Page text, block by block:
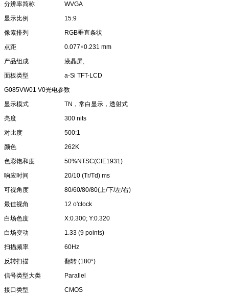
分辨率简称
WVGA
显示比例
15:9
像素排列
RGB垂直条状
点距
0.077×0.231 mm
产品组成
液晶屏,
面板类型
a-Si TFT-LCD
G085VW01 V0光电参数
显示模式
TN ，常白显示，透射式
亮度
300 nits
对比度
500:1
颜色
262K
色彩饱和度
50%NTSC(CIE1931)
响应时间
20/10 (Tr/Td) ms
可视角度
80/60/80/80(上/下/左/右)
最佳视角
12 o'clock
白场色度
X:0.300; Y:0.320
白场变动
1.33 (9 points)
扫描频率
60Hz
反转扫描
翻转 (180°)
信号类型大类
Parallel
接口类型
CMOS